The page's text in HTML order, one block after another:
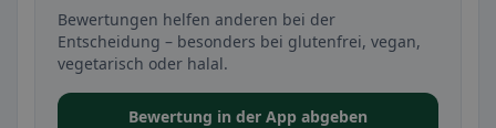
Bewertungen helfen anderen bei der
Entscheidung – besonders bei glutenfrei, vegan,
vegetarisch oder halal.
Bewertung in der App abgeben